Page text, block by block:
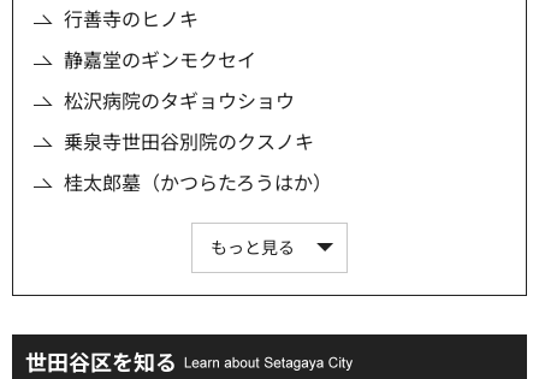
行善寺のヒノキ
静嘉堂のギンモクセイ
松沢病院のタギョウショウ
乗泉寺世田谷別院のクスノキ
桂太郎墓（かつらたろうはか）
もっと見る
世田谷区を知る